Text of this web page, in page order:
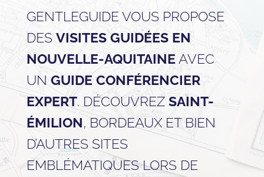
GENTLEGUIDE VOUS PROPOSE
DES VISITES GUIDÉES EN
NOUVELLE-AQUITAINEAVEC
UNGUIDE CONFÉRENCIER
EXPERT. DÉCOUVREZ SAINT-
ÉMILION, BORDEAUX ET BIEN
D’AUTRES SITES
EMBLÉMATIQUES LORS DE